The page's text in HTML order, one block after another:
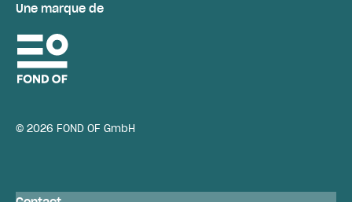
Une marque de
© 2026 FOND OF GmbH